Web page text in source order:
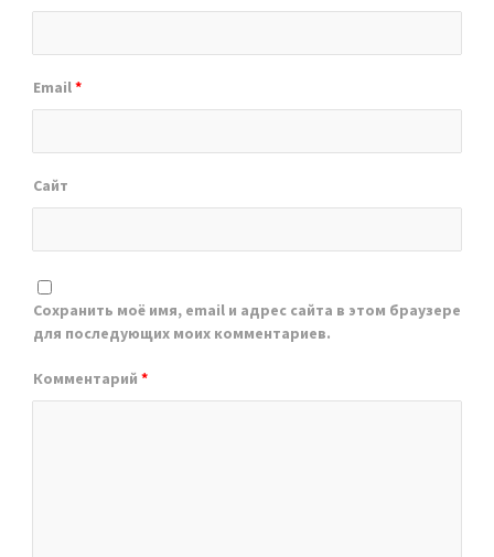
Email*
Сайт
Сохранить моё имя, email и адрес сайта в этом браузере
для последующих моих комментариев.
Комментарий *